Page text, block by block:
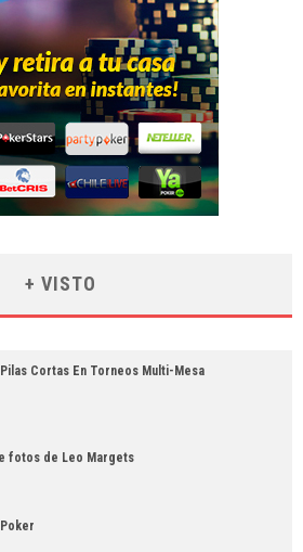
+ VISTO
Cortas En Torneos Multi-Mesa
fotos de Leo Margets